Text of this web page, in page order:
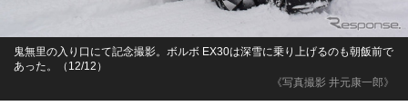
《写真撮影 井元康一郎》
鬼無里の入り口にて記念撮影。ボルボ EX30は深雪に乗り上げるのも朝飯前で
あった。（12/12）